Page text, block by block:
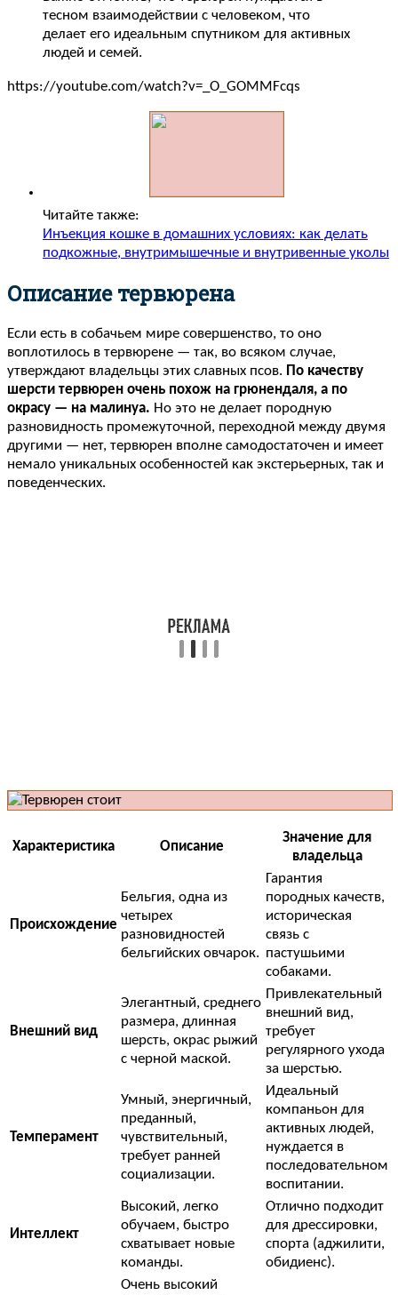
тесном взаимодействии с человеком, что
делает его идеальным спутником для активных
людей и семей.
https://youtube.com/watch?v=_O_GOMMFcqs
Читайте также:
Инъекция кошке в домашних условиях: как делать
подкожные, внутримышечные и внутривенные уколы
Описание тервюрена
Если есть в собачьем мире совершенство, то оно
воплотилось в тервюрене — так, во всяком случае,
утверждают владельцы этих славных псов. По качеству
шерсти тервюрен очень похож на грюнендаля, а по
окрасу — на малинуа. Но это не делает породную
разновидность промежуточной, переходной между двумя
другими — нет, тервюрен вполне самодостаточен и имеет
немало уникальных особенностей как экстерьерных, так и
поведенческих.
Характеристика Описание
Значение для
владельца
Происхождение
Бельгия, одна из
четырех
разновидностей
бельгийских овчарок.
Гарантия
породных качеств,
историческая
связь с
пастушьими
собаками.
Внешний вид
Элегантный, среднего
размера, длинная
шерсть, окрас рыжий
с черной маской.
Привлекательный
внешний вид,
требует
регулярного ухода
за шерстью.
Темперамент
Умный, энергичный,
преданный,
чувствительный,
требует ранней
социализации.
Идеальный
компаньон для
активных людей,
нуждается в
последовательном
воспитании.
Интеллект
Высокий, легко
обучаем, быстро
схватывает новые
команды.
Отлично подходит
для дрессировки,
спорта (аджилити,
обидиенс).
Очень высокий